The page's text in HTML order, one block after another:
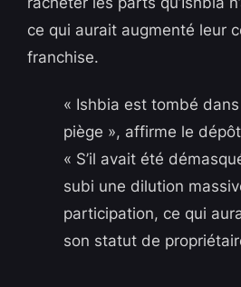
ce qui aurait augmenté leur
franchise.
« Ishbia est tombé
piège », affirme le
« S’il avait été
subi une dilution
participation, ce qui
son statut de